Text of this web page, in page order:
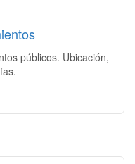
públicos. Ubicación,